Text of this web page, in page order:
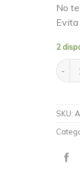
No
2
SKU: